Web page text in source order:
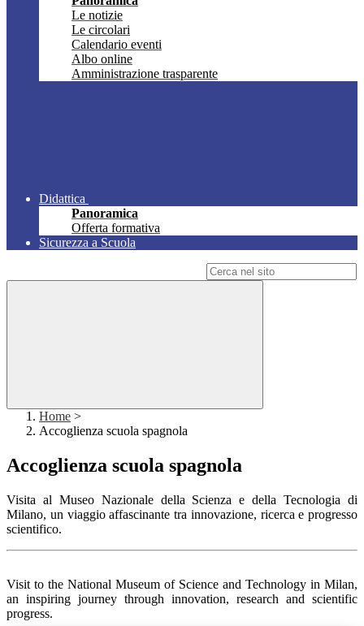
Le notizie
Le circolari
Calendario eventi
Albo online
Amministrazione trasparente
Didattica
Panoramica
Offerta formativa
Sicurezza a Scuola
Home >
Accoglienza scuola spagnola
Accoglienza scuola spagnola
Visita al Museo Nazionale della Scienza e della Tecnologia di
Milano, un viaggio affascinante tra innovazione, ricerca e progresso
scientifico.
Visit to the National Museum of Science and Technology in Milan,
an inspiring journey through innovation, research and scientific
progress.